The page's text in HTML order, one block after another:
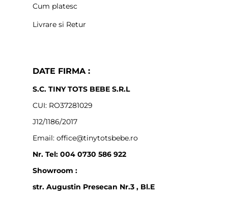
Cum platesc
Livrare si Retur
DATE FIRMA :
S.C. TINY TOTS BEBE S.R.L
CUI: RO37281029
J12/1186/2017
Email: office@tinytotsbebe.ro
Nr. Tel: 004 0730 586 922
Showroom :
str. Augustin Presecan Nr.3 , Bl.E